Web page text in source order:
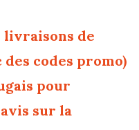
livraisons de
des codes promo)
pour
sur la